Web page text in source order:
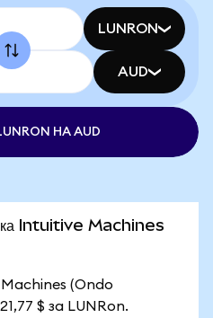
LUNRON
AUD
НА AUD
Intuitive Machines
(Ondo
$ за LUNRon.